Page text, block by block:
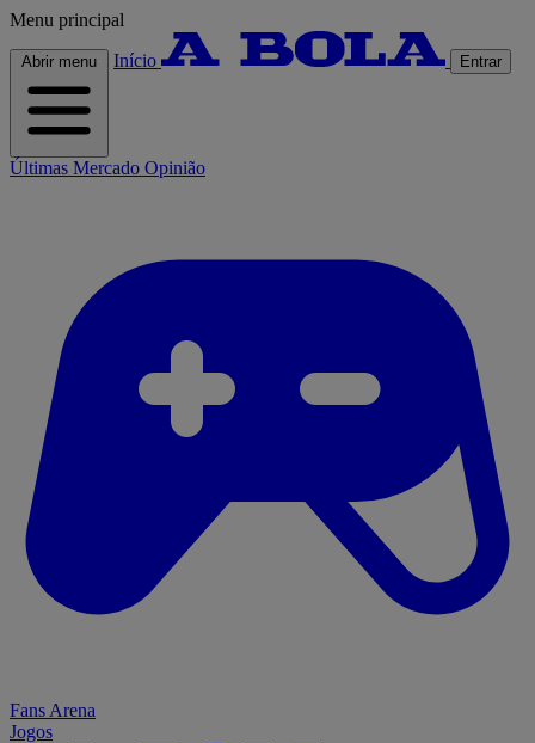
Menu principal
Abrir menu Início Entrar
Últimas Mercado Opinião
Fans Arena
Jogos